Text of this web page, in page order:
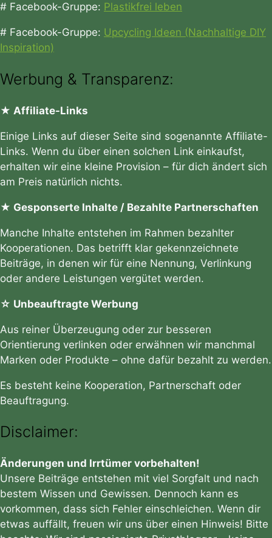
# Facebook-Gruppe: Plastikfrei leben
# Facebook-Gruppe: Upcycling Ideen (Nachhaltige DIY
Inspiration)
Werbung & Transparenz:
★ Affiliate-Links
Einige Links auf dieser Seite sind sogenannte Affiliate-
Links. Wenn du über einen solchen Link einkaufst,
erhalten wir eine kleine Provision – für dich ändert sich
am Preis natürlich nichts.
★ Gesponserte Inhalte / Bezahlte Partnerschaften
Manche Inhalte entstehen im Rahmen bezahlter
Kooperationen. Das betrifft klar gekennzeichnete
Beiträge, in denen wir für eine Nennung, Verlinkung
oder andere Leistungen vergütet werden.
☆ Unbeauftragte Werbung
Aus reiner Überzeugung oder zur besseren
Orientierung verlinken oder erwähnen wir manchmal
Marken oder Produkte – ohne dafür bezahlt zu werden.
Es besteht keine Kooperation, Partnerschaft oder
Beauftragung.
Disclaimer:
Änderungen und Irrtümer vorbehalten!
Unsere Beiträge entstehen mit viel Sorgfalt und nach
bestem Wissen und Gewissen. Dennoch kann es
vorkommen, dass sich Fehler einschleichen. Wenn dir
etwas auffällt, freuen wir uns über einen Hinweis! Bitte